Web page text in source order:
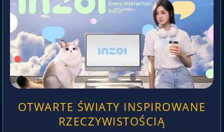
OTWARTE ŚWIATY INSPIROWANE
RZECZYWISTOŚCIĄ